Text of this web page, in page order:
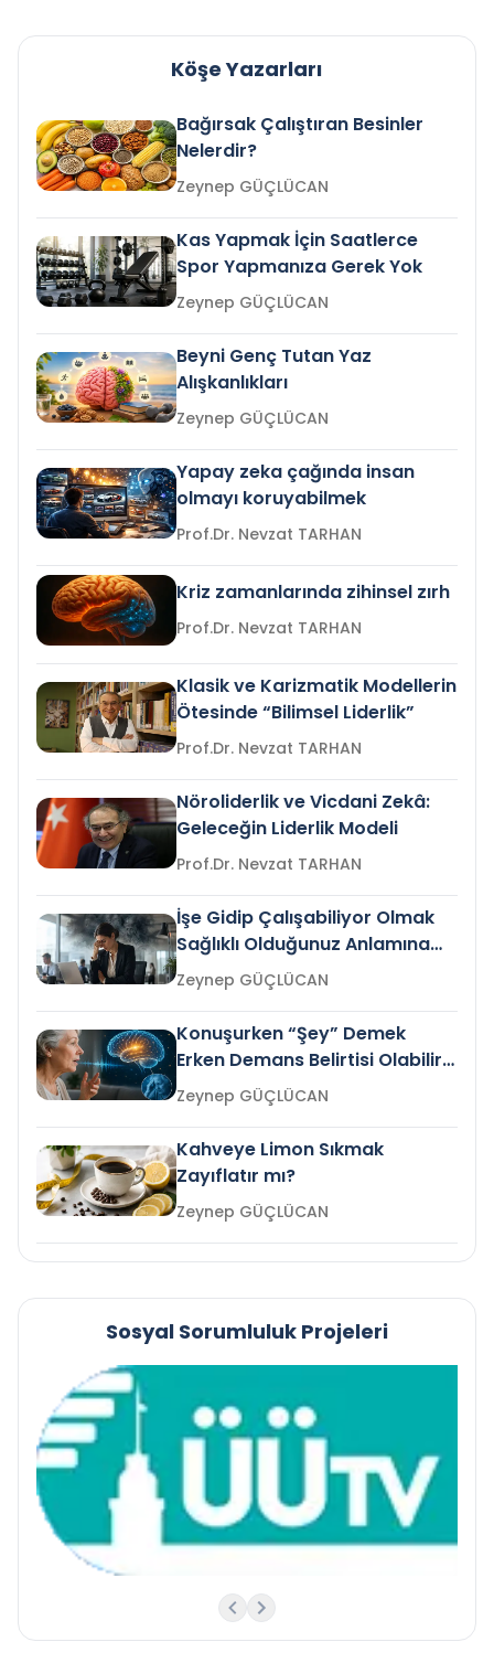
Köşe Yazarları
Bağırsak Çalıştıran Besinler
Nelerdir?
Zeynep GÜÇLÜCAN
Kas Yapmak İçin Saatlerce
Spor Yapmanıza Gerek Yok
Zeynep GÜÇLÜCAN
Beyni Genç Tutan Yaz
Alışkanlıkları
Zeynep GÜÇLÜCAN
Yapay zeka çağında insan
olmayı koruyabilmek
Prof.Dr. Nevzat TARHAN
Kriz zamanlarında zihinsel zırh
Prof.Dr. Nevzat TARHAN
Klasik ve Karizmatik Modellerin
Ötesinde “Bilimsel Liderlik”
Prof.Dr. Nevzat TARHAN
Nöroliderlik ve Vicdani Zekâ:
Geleceğin Liderlik Modeli
Prof.Dr. Nevzat TARHAN
İşe Gidip Çalışabiliyor Olmak
Sağlıklı Olduğunuz Anlamına
Gelir mi?Zeynep GÜÇLÜCAN
Konuşurken “Şey” Demek
Erken Demans Belirtisi Olabilir
mi?
Zeynep GÜÇLÜCAN
Kahveye Limon Sıkmak
Zayıflatır mı?
Zeynep GÜÇLÜCAN
Sosyal Sorumluluk Projeleri